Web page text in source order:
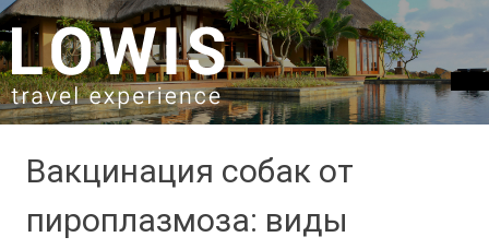
SKIP TO CONTENT
Вакцинация собак от
пироплазмоза: виды